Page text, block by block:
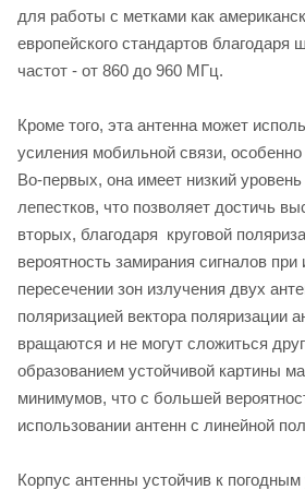
для работы с метками как
европейского стандартов благодаря
частот - от 860 до 960 МГц.
Кроме того, эта антенна может
усиления мобильной связи,
Во-первых, она имеет низкий
лепестков, что позволяет достичь
вторых, благодаря круговой
вероятность замирания сигналов
пересечении зон излучения двух
поляризацией вектора поляризации
вращаются и не могут сложиться
образованием устойчивой картины
минимумов, что с большей
использовании антенн с линейной
Корпус антенны устойчив к